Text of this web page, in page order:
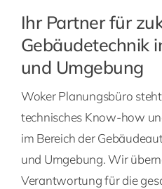
Ihr Partner für
Gebäudetechnik
und Umgebung
Woker Planungsbüro
technisches Know-how
im Bereich der
und Umgebung. Wir
Verantwortung für die